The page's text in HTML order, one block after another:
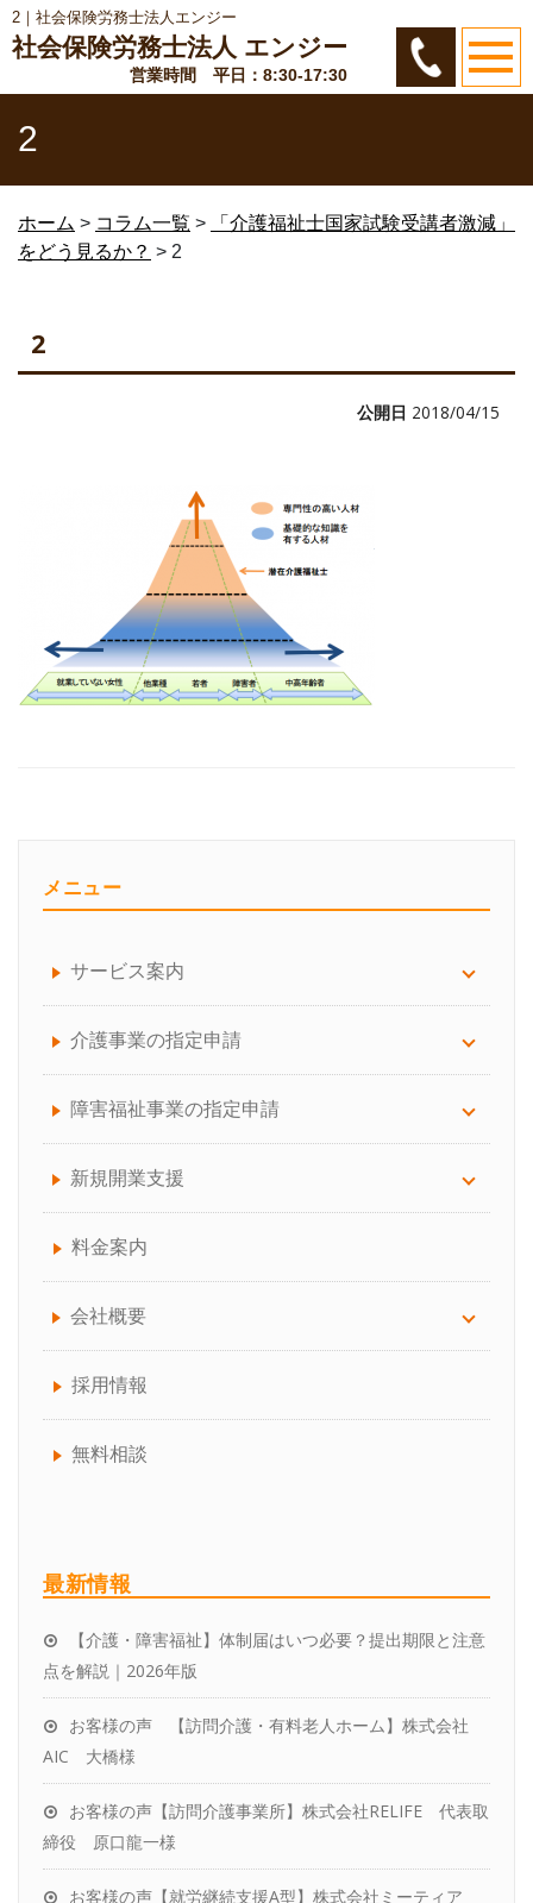
2｜社会保険労務士法人エンジー
社会保険労務士法人 エンジー
営業時間 平日：8:30-17:30
2
ホーム > コラム一覧 >
「介護福祉士国家試験受講者激減」
をどう見るか？ > 2
2
公開日 2018/04/15
メニュー
サービス案内
サービス案内について
労務顧問
給与計算サポート
助成金手続き代行
人事制度の構築
介護事業者向けBCP作成コンサルティング
就業規則の作成、見直し
介護職員等処遇改善加算の取得、区分アップ、
パートナーをお探しの税理士さんへ
社労士変更をお考えの方へ
介護事業の指定申請
訪問看護
訪問介護（介護保険）
通所介護（デイサービス）
障害福祉事業の指定申請
放課後等デイ・児童発達支援
生活介護
訪問介護（介護保険、障害福祉サービス）
就労継続・就労移行支援
共同生活援助
新規開業支援
介護サービス事業の開業でお困りの方へ
障害福祉事業の開業でお困りの方へ
介護保険・障害福祉事業所の開業の流れ
失敗しない！「介護サービス事業者指定」の代
行業者の選び方
料金案内
会社概要
会社概要について
代表プロフィール
アクセス
お客様の声
採用情報
無料相談
最新情報
【介護・障害福祉】体制届はいつ必要？提出期限と注意
点を解説｜2026年版
お客様の声 【訪問介護・有料老人ホーム】株式会社
AIC 大橋様
お客様の声【訪問介護事業所】株式会社RELIFE 代表取
締役 原口龍一様
お客様の声【就労継続支援A型】株式会社ミーティア